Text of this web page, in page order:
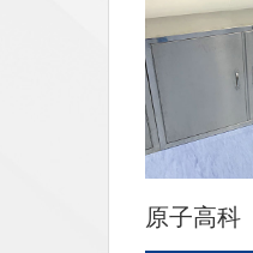
大学城医院